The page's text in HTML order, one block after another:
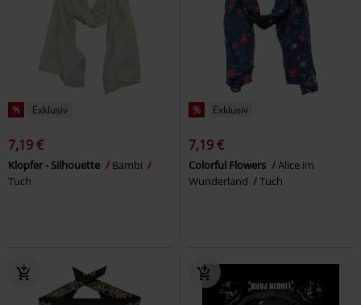
% Exklusiv
7,19 €
Klopfer - Silhouette
Bambi
Tuch
% Exklusiv
7,19 €
Colorful Flowers
Alice im
Wunderland
Tuch